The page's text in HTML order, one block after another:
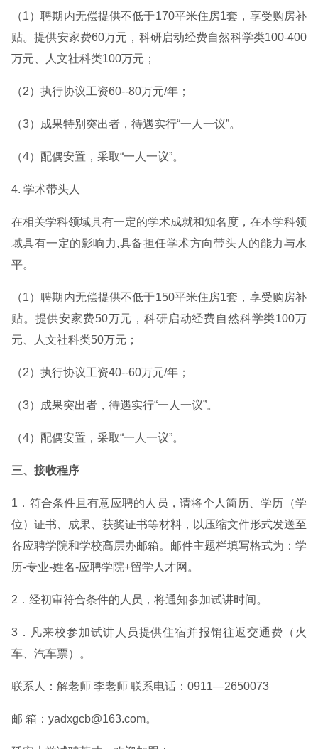
（1）聘期内无偿提供不低于170平米住房1套，享受购房补
贴。提供安家费60万元，科研启动经费自然科学类100-400
万元、人文社科类100万元；
（2）执行协议工资60--80万元/年；
（3）成果特别突出者，待遇实行“一人一议”。
（4）配偶安置，采取“一人一议”。
4. 学术带头人
在相关学科领域具有一定的学术成就和知名度，在本学科领
域具有一定的影响力,具备担任学术方向带头人的能力与水
平。
（1）聘期内无偿提供不低于150平米住房1套，享受购房补
贴。提供安家费50万元，科研启动经费自然科学类100万
元、人文社科类50万元；
（2）执行协议工资40--60万元/年；
（3）成果突出者，待遇实行“一人一议”。
（4）配偶安置，采取“一人一议”。
三、接收程序
1．符合条件且有意应聘的人员，请将个人简历、学历（学
位）证书、成果、获奖证书等材料，以压缩文件形式发送至
各应聘学院和学校高层办邮箱。邮件主题栏填写格式为：学
历-专业-姓名-应聘学院+留学人才网。
2．经初审符合条件的人员，将通知参加试讲时间。
3．凡来校参加试讲人员提供住宿并报销往返交通费（火
车、汽车票）。
联系人：解老师 李老师 联系电话：0911—2650073
邮 箱：yadxgcb@163.com。